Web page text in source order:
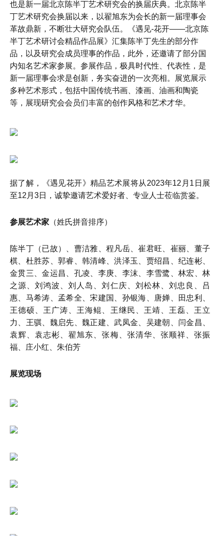
也是新一届北京陈半丁艺术研究会的换届庆典。北京陈半
丁艺术研究会换届以来，以翟旭东为会长的新一届理事会
革故鼎新，不断壮大研究会队伍。《遇见-花开——北京陈
半丁艺术研讨会精品作品展》汇集陈半丁先生的部分作
品，以及研究会成员理事的作品，此外，还邀请了部分国
内知名艺术家参展。参展作品，极具时代性、代表性，是
新一届理事会求是创新，务实奋进的一次亮相。展览展示
多种艺术形式，包括中国传统书画、漆画、油画和陶瓷
等，展现研究会会员们丰富的创作风格和艺术才华。
据了解，《遇见花开》精品艺术展将从2023年12月1日展
至12月3日，诚挚邀请艺术爱好者、专业人士莅临赏鉴。
参展艺术家 （姓氏拼音排序）
陈半丁（已故）、曹洁雅、程凡岳、崔君旺、崔丽、董子
棋、杜胜苏、郭睿、韩清峰、洪泽玉、贾绍昌、纪连彬、
金贯三、金运昌、孔凌、李庚、李沫、李雪鹭、林宏、林
之源、刘鸿波、刘人岛、刘仁庆、刘松林、刘忠良、吕
惠、马希涛、孟希全、宋建国、孙银海、唐婵、田忠利、
王德硕、王广涛、王海鲲、王继民、王靖、王磊、王立
力、王骐、魏启先、魏正建、武凤金、吴建朝、闫金昌、
袁辉、袁志彬、翟旭东、张梅、张清华、张顺祥、张振
福、庄小红、朱伯芳
展览现场